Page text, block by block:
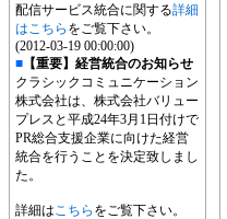
配信サービス統合に関する詳細
はこちら をご覧下さい。
(2012-03-19 00:00:00)
■ 【重要】経営統合のお知らせ
クラシックコミュニケーション
株式会社は、株式会社バリュー
プレスと平成24年3月1日付けで
PR総合支援企業に向けた経営
統合を行うことを決定致しまし
た。
詳細はこちら をご覧下さい。